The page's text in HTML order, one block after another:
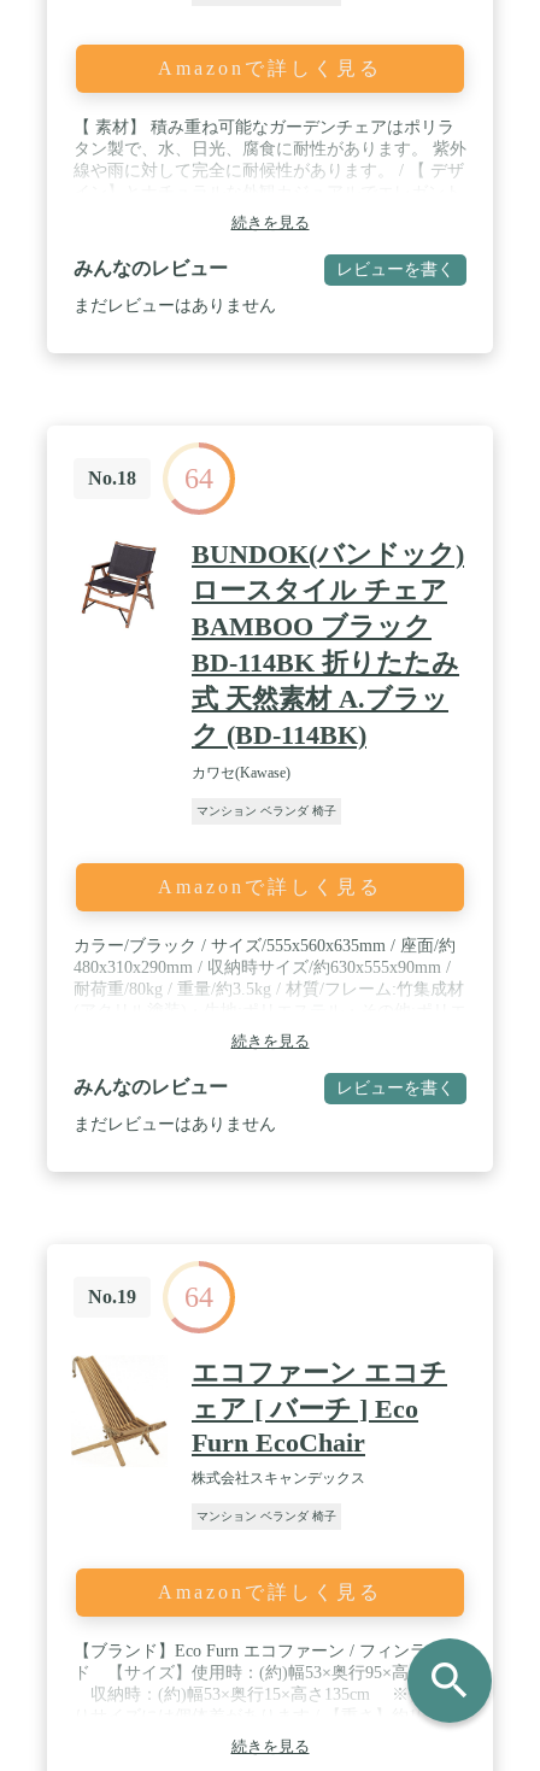
Amazonで詳しく見る
【 素材】 積み重ね可能なガーデンチェアはポリラ
タン製で、水、日光、腐食に耐性があります。 紫外
線や雨に対して完全に耐候性があります。 / 【 デザ
なスタイルの のガーデンアームチェアは、屋外また
は屋内のあらゆるエリアを豊かにします。 / 【スペ
ースを節約する】ポリラタンチェアは美しいだけで
なく、スタッキングでき、頑丈で省スペースで、屋
内と屋外の両方で使用できるため、大限の機能性と
【幅広い用途】：パティオ、ポーチ、裏庭、バルコ
ニー、プールサイド、庭、およびご自宅のその他の
適切なスペースに適しており、屋内および屋外での
使用に適で、必要なレジャー場所を装飾する目的を
満たします。
続きを見る
みんなのレビュー レビューを書く
まだレビューはありません
No.18 64
BUNDOK(バンドック)
ロースタイル チェア
BAMBOO ブラック
BD-114BK 折りたたみ
式 天然素材 A.ブラッ
ク (BD-114BK)
カワセ(Kawase)
マンション ベランダ 椅子
Amazonで詳しく見る
カラー/ブラック / サイズ/555x560x635mm / 座面/約
480x310x290mm / 収納時サイズ/約630x555x90mm /
耐荷重/80kg / 重量/約3.5kg / 材質/フレーム:竹集成材
チレン / 折りたたみ式 / 生産国/中国
続きを見る
みんなのレビュー レビューを書く
まだレビューはありません
No.19 64
エコファーン エコチ
ェア [ バーチ ] Eco
Furn EcoChair
株式会社スキャンデックス
マンション ベランダ 椅子
Amazonで詳しく見る
【ブランド】Eco Furn エコファーン / フィンラン
ド 【サイズ】使用時：(約)幅53×奥行95×高さ95cm
収納時：(約)幅53×奥行15×高さ135cm ※仕上が
りサイズには個体差があります / 【重さ】約10～
14kg (木材の種類によって異なります) 【耐荷重】
約150kg 【素材】天然木 ・アルダー（ハン）柔
続きを見る
search